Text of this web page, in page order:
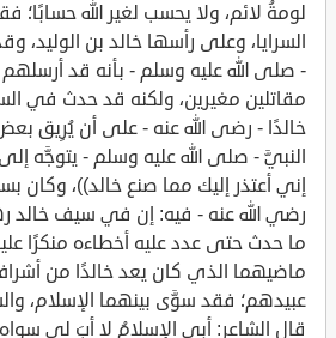
لومةُ لائم، ولا يحسب لغير الله
السرايا، وعلى رأسها خالد بن الوليد،
- صلى الله عليه وسلم - بأنه قد أرسلهم
مقاتلين مغيرين، ولكنه قد حدث في
خالدًا - رضى الله عنه - على أن يُرِيق
النبيَّ - صلى الله عليه وسلم - يتوجَّه
إني أعتذر إليك مما صنع خالد))، وكان
رضي الله عنه - فيه: إن في سيف خالد
ما حدث حتى عدد عليه أخطاءه منكرًا
ماضيهما الذي كان يعد خالدًا من
عبيدهم؛ فقد سوَّى بينهما الإسلام،
قال الشاعر: أبي الإسلامُ لا أبَ لي